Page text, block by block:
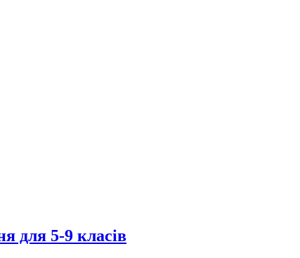
для 5-9 класів